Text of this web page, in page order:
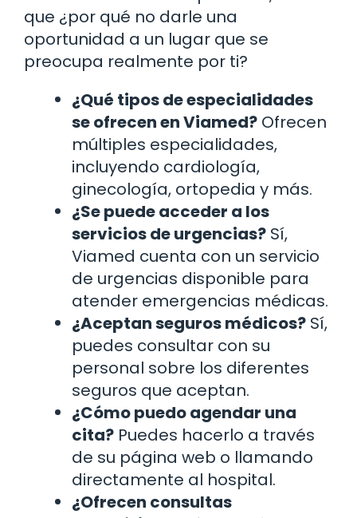
que ¿por qué no darle una
oportunidad a un lugar que se
preocupa realmente por ti?
¿Qué tipos de especialidades
se ofrecen en Viamed? Ofrecen
múltiples especialidades,
incluyendo cardiología,
ginecología, ortopedia y más.
¿Se puede acceder a los
servicios de urgencias? Sí,
Viamed cuenta con un servicio
de urgencias disponible para
atender emergencias médicas.
¿Aceptan seguros médicos? Sí,
puedes consultar con su
personal sobre los diferentes
seguros que aceptan.
¿Cómo puedo agendar una
cita? Puedes hacerlo a través
de su página web o llamando
directamente al hospital.
¿Ofrecen consultas